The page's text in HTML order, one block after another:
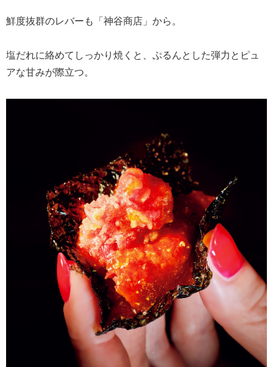
鮮度抜群のレバーも「神谷商店」から。
塩だれに絡めてしっかり焼くと、ぷるんとした弾力とピュ
アな甘みが際立つ。